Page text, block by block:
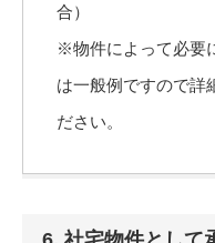
合）
※物件によって必要
は一般例ですので詳
ださい。